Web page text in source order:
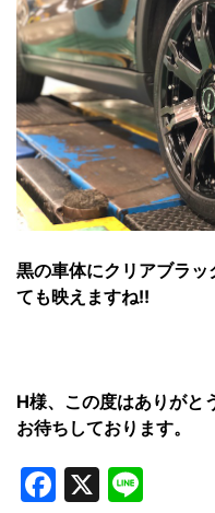
黒の車体にクリアブラ
ても映えますね!!
H様、この度はありがと
お待ちしております。
Facebook
X